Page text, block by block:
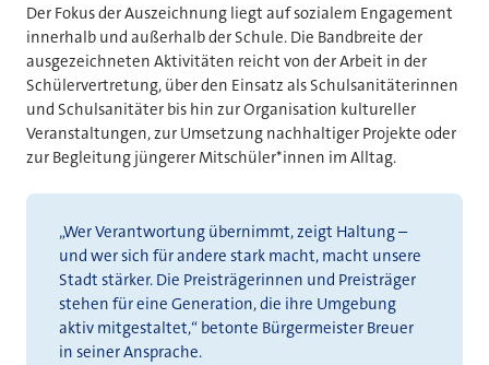
Der Fokus der Auszeichnung liegt auf sozialem Engagement
innerhalb und außerhalb der Schule. Die Bandbreite der
ausgezeichneten Aktivitäten reicht von der Arbeit in der
Schülervertretung, über den Einsatz als Schulsanitäterinnen
und Schulsanitäter bis hin zur Organisation kultureller
Veranstaltungen, zur Umsetzung nachhaltiger Projekte oder
zur Begleitung jüngerer Mitschüler*innen im Alltag.
„Wer Verantwortung übernimmt, zeigt Haltung –
und wer sich für andere stark macht, macht unsere
Stadt stärker. Die Preisträgerinnen und Preisträger
stehen für eine Generation, die ihre Umgebung
aktiv mitgestaltet,“ betonte Bürgermeister Breuer
in seiner Ansprache.